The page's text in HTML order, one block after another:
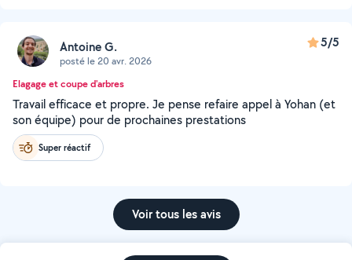
Antoine G.
posté le 20 avr. 2026
5/5
Elagage et coupe d'arbres
Travail efficace et propre. Je pense refaire appel à Yohan (et
son équipe) pour de prochaines prestations
Super réactif
Voir tous les avis